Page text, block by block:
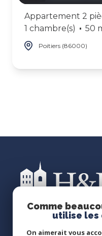
Appartement 2
1 chambre(s)
50
Poitiers (86000)
Comme
utilise les
On aimerait vous